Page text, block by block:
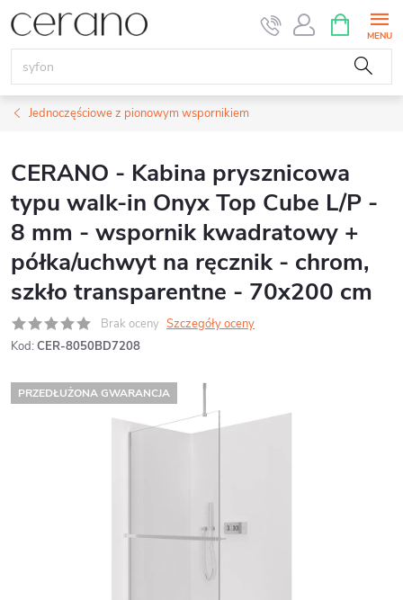
Przejść
do
treści
KOSZYK
Jednoczęściowe z pionowym wspornikiem
CERANO - Kabina prysznicowa
typu walk-in Onyx Top Cube L/P -
8 mm - wspornik kwadratowy +
półka/uchwyt na ręcznik - chrom,
szkło transparentne - 70x200 cm
Brak oceny Szczegóły oceny
Kod: CER-8050BD7208
PRZEDŁUŻONA GWARANCJA